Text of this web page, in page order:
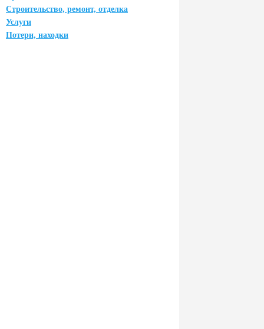
Строительство, ремонт, отделка
Услуги
Потери, находки